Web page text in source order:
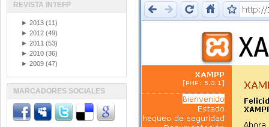
REVISTA INTEFP
► 2013 (11)
► 2012 (49)
► 2011 (53)
► 2010 (36)
► 2009 (47)
MARCADORES SOCIALES